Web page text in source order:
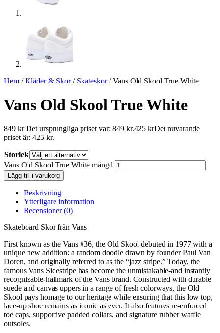
Hem /Kläder & Skor/ Skateskor/ Vans Old Skool True White
Vans Old Skool True White
849kr Det ursprungliga priset var: 849 kr.425 krDet nuvarande
priset är: 425 kr.
Storlek
Vans Old Skool True White mängd
Lägg till i varukorg
Beskrivning
Ytterligare information
Recensioner (0)
Skateboard Skor från Vans
First known as the Vans #36, the Old Skool debuted in 1977 with a
unique new addition: a random doodle drawn by founder Paul Van
Doren, and originally referred to as the “jazz stripe.” Today, the
famous Vans Sidestripe has become the unmistakable-and instantly
recognizable-hallmark of the Vans brand. Constructed with durable
suede and canvas uppers in a range of fresh colorways, the Old
Skool pays homage to our heritage while ensuring that this low top,
lace-up shoe remains as iconic as ever. It also features re-enforced
toe caps, supportive padded collars, and signature rubber waffle
outsoles.